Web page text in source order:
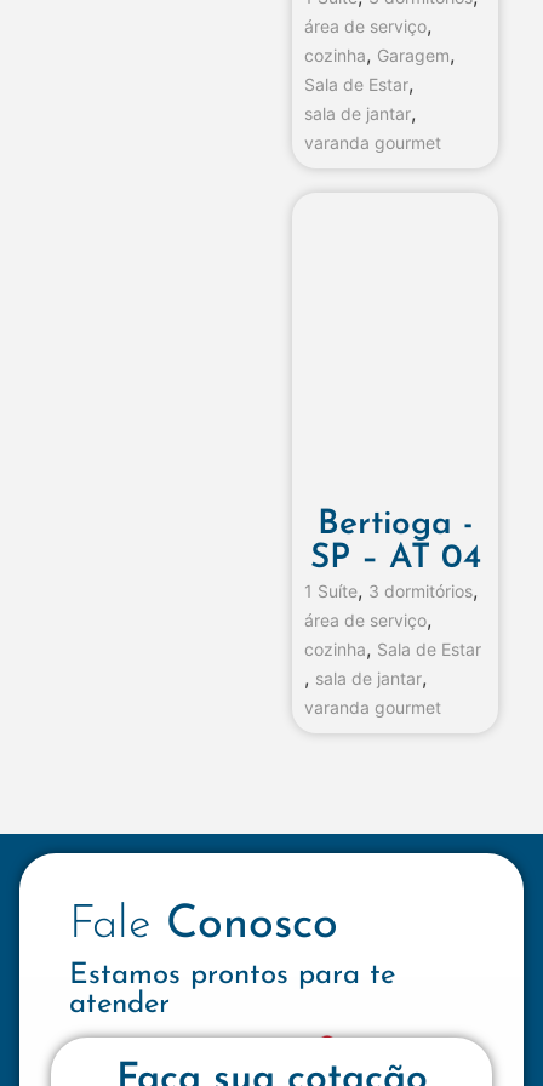
área de serviço,
cozinha, Garagem,
Sala de Estar,
sala de jantar,
varanda gourmet
Bertioga -
SP – AT 04
1 Suíte, 3 dormitórios,
área de serviço,
cozinha, Sala de Estar
, sala de jantar,
varanda gourmet
Fale Conosco
Estamos prontos para te
atender